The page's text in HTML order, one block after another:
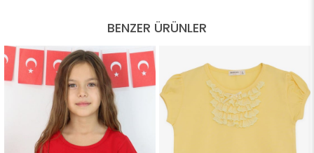
BENZER ÜRÜNLER